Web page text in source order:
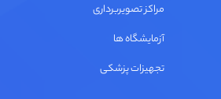
مراکز تصویربرداری
آزمایشگاه ها
تجهیزات پزشکی